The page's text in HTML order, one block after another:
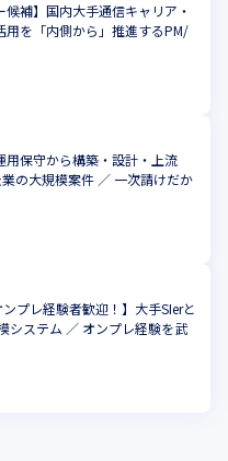
候補】国内大手通信キャリア・
用を「内側から」推進するPM/
用保守から構築・設計・上流
の大規模案件 ／ 一次請けだか
プレ経験者歓迎！】大手SIerと
オンプレ経験を武